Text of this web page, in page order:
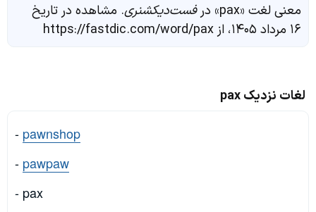
معنی لغت «pax» در فست‌دیکشنری. مشاهده در تاریخ
۱۶ مرداد ۱۴۰۵، از https://fastdic.com/word/pax
لغات نزدیک pax
- pawnshop
- pawpaw
- pax